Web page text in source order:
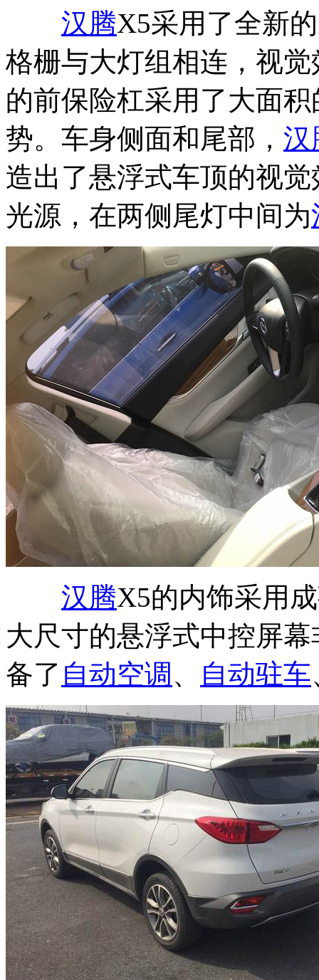
汉腾X5采用了全新
格栅与大灯组相连，视
的前保险杠采用了大面
势。车身侧面和尾部， 汉
造出了悬浮式车顶的视
光源，在两侧尾灯中间为
汉腾X5的内饰采用
大尺寸的悬浮式中控屏
备了 自动空调 、 自动驻车